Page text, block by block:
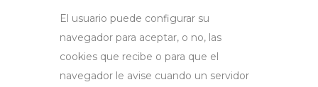
El usuario puede configurar su
navegador para aceptar, o no, las
cookies que recibe o para que el
navegador le avise cuando un servidor